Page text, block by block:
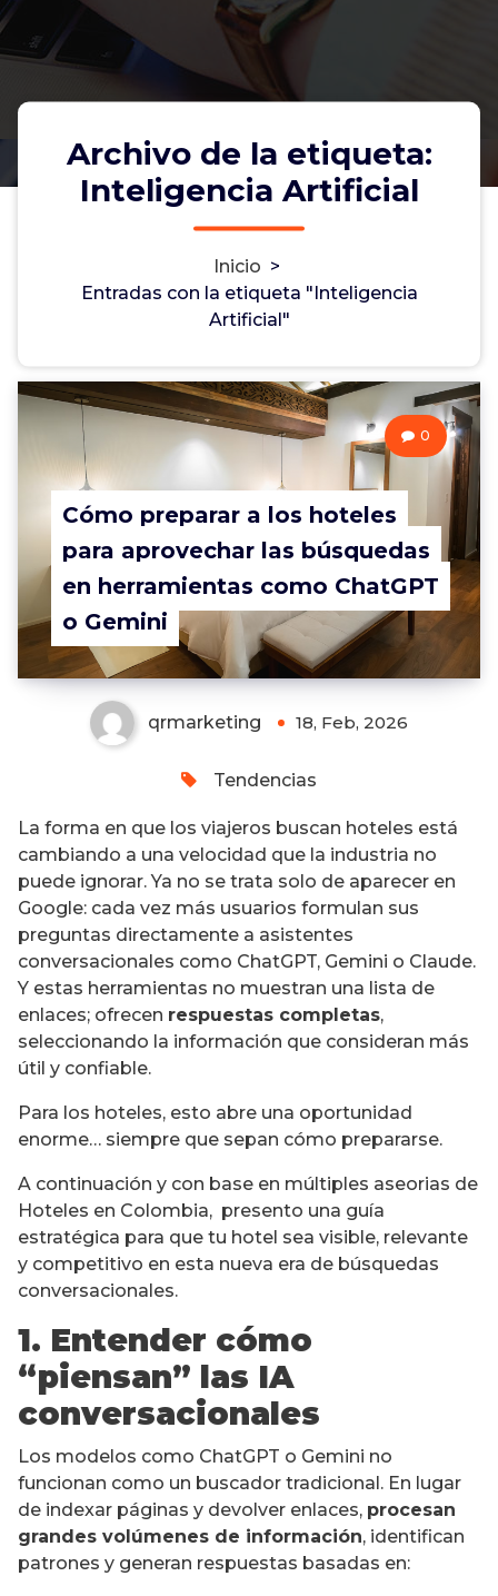
Archivo de la etiqueta:
Inteligencia Artificial
Inicio >
Entradas con la etiqueta "Inteligencia
Artificial"
Cómo preparar a los hoteles
para aprovechar las búsquedas
en herramientas como ChatGPT
o Gemini
0
qrmarketing 18, Feb, 2026
Tendencias
La forma en que los viajeros buscan hoteles está
cambiando a una velocidad que la industria no
puede ignorar. Ya no se trata solo de aparecer en
Google: cada vez más usuarios formulan sus
preguntas directamente a asistentes
conversacionales como ChatGPT, Gemini o Claude.
Y estas herramientas no muestran una lista de
enlaces; ofrecen respuestas completas,
seleccionando la información que consideran más
útil y confiable.
Para los hoteles, esto abre una oportunidad
enorme… siempre que sepan cómo prepararse.
A continuación y con base en múltiples aseorias de
Hoteles en Colombia, presento una guía
estratégica para que tu hotel sea visible, relevante
y competitivo en esta nueva era de búsquedas
conversacionales.
1. Entender cómo
“piensan” las IA
conversacionales
Los modelos como ChatGPT o Gemini no
funcionan como un buscador tradicional. En lugar
de indexar páginas y devolver enlaces, procesan
grandes volúmenes de información, identifican
patrones y generan respuestas basadas en: